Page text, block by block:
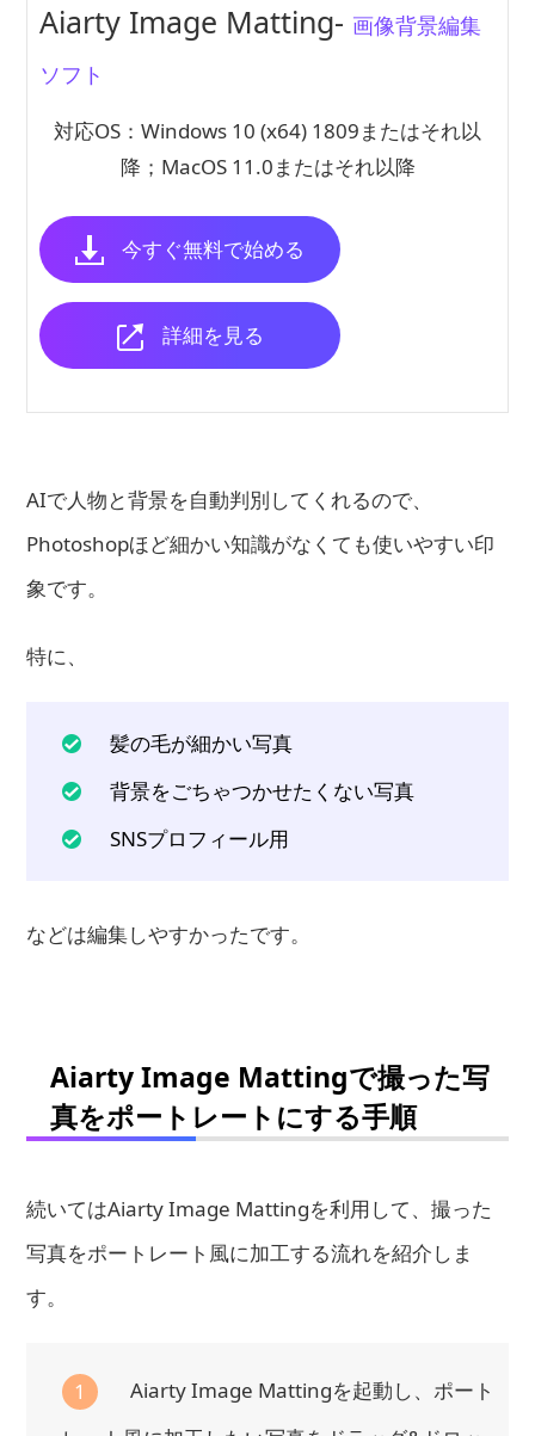
Aiarty Image Matting- 画像背景編集
ソフト
対応OS：Windows 10 (x64) 1809またはそれ以
降；MacOS 11.0またはそれ以降
今すぐ無料で始める
詳細を見る
AIで人物と背景を自動判別してくれるので、
Photoshopほど細かい知識がなくても使いやすい印
象です。
特に、
髪の毛が細かい写真
背景をごちゃつかせたくない写真
SNSプロフィール用
などは編集しやすかったです。
Aiarty Image Mattingで撮った写
真をポートレートにする手順
続いてはAiarty Image Mattingを利用して、撮った
写真をポートレート風に加工する流れを紹介しま
す。
1
Aiarty Image Mattingを起動し、ポート